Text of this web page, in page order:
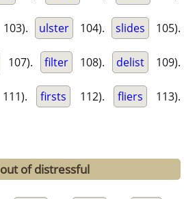
103). ulster 104). slides 105).
107). filter 108). delist 109).
111). firsts 112). fliers 113).
of distressful